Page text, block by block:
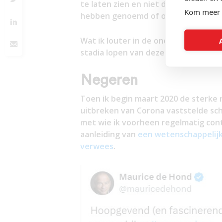
Kom
te laten zien en niet de inhoud,
hebben genoemd of om zijn ontslag
Wat ik louter in de onderstaande
stadia lopen van deze NRW-regel
Negeren
Toen ik begin maart 2020 de
uitbreken van Corona vaststelde
met wie ik voorheen regelmatig
aanleiding van een
verwees.